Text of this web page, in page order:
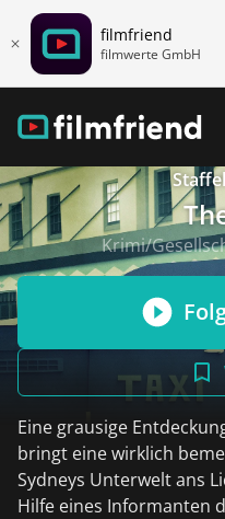
filmfriend
filmwerte GmbH
Krimi/
Eine grausige
bringt eine wirklich
Sydneys Unterwelt ans
Hilfe eines Informanten